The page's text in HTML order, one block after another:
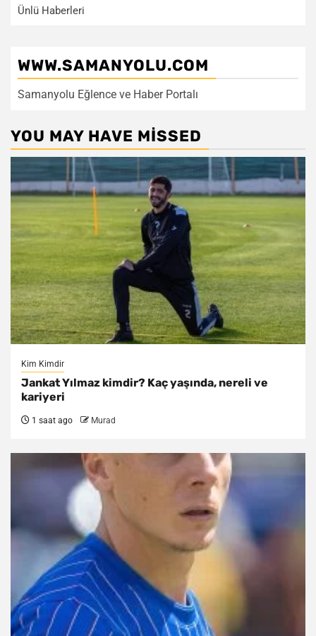
Ünlü Haberleri
WWW.SAMANYOLU.COM
Samanyolu Eğlence ve Haber Portalı
YOU MAY HAVE MISSED
Kim Kimdir
Jankat Yılmaz kimdir? Kaç yaşında, nereli ve
kariyeri
1 saat ago Murad